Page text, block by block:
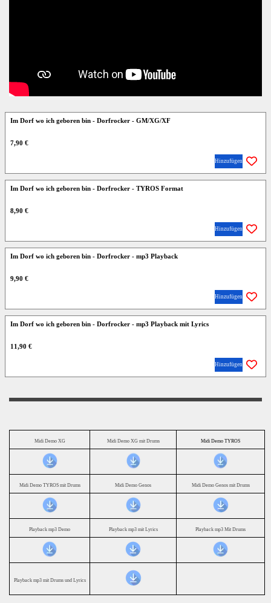
Im Dorf wo ich geboren bin - Dorfrocker - GM/XG/XF
7,90 €
Hinzufügen
Im Dorf wo ich geboren bin - Dorfrocker - TYROS Format
8,90 €
Hinzufügen
Im Dorf wo ich geboren bin - Dorfrocker - mp3 Playback
9,90 €
Hinzufügen
Im Dorf wo ich geboren bin - Dorfrocker - mp3 Playback mit Lyrics
11,90 €
Hinzufügen
Midi Demo XG Midi Demo XG mit Drums Midi Demo TYROS
Midi Demo TYROS mit Drums Midi Demo Genos Midi Demo Genos mit Drums
Playback mp3 Demo Playback mp3 mit Lyrics Playback mp3 Mit Drums
Playback mp3 mit Drums und Lyrics